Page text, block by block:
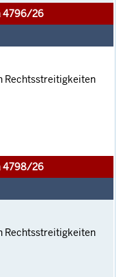
4796/26
Rechtsstreitigkeiten
4798/26
Rechtsstreitigkeiten